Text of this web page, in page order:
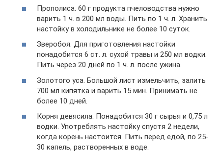
Прополиса. 60 г продукта пчеловодства нужно
варить 1 ч. в 200 мл воды. Пить по 1 ч. л. Хранить
настойку в холодильнике не более 10 суток.
Зверобоя. Для приготовления настойки
понадобится 6 ст. л. сухой травы и 250 мл водки.
Пить через 20 дней по 1 ч. л. после ужина.
Золотого уса. Большой лист измельчить, залить
700 мл кипятка и варить 15 мин. Принимать не
более 10 дней.
Корня девясила. Понадобится 30 г сырья и 0,75 л
водки. Употреблять настойку спустя 2 недели,
когда корень настоится. Пить перед едой, по 25-
30 капель, растворенных в воде.